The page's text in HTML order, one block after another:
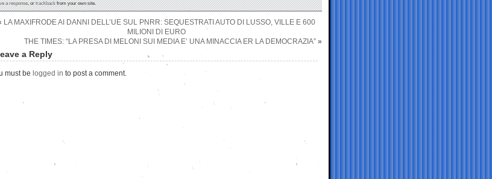
a response, ortrackbackfrom your own site.
LA MAXIFRODE AI DANNI DELL’UE SUL PNRR: SEQUESTRATI AUTO DI LUSSO, VILLE E 600
MILIONI DI EURO
THE TIMES: “LA PRESA DI MELONI SUI MEDIA E’ UNA MINACCIA ER LA DEMOCRAZIA” »
a Reply
must be logged in to post a comment.